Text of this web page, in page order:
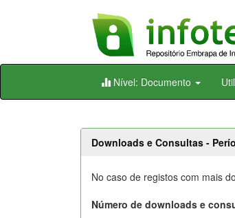
Skip
Nível: Documento
Downloads e Consultas -
No caso de registos com mais
Número de downloads e